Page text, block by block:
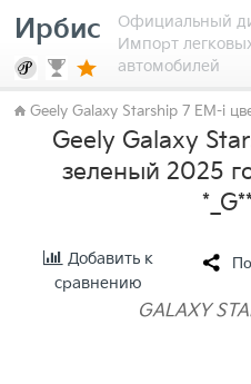
Ирбис
Официальный
Импорт
автомобилей
Geely Galaxy Starship 7 EM-i
Geely Galaxy
зеленый 2025
Добавить к
сравнению
GALAXY